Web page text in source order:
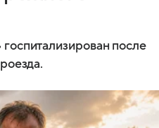
после